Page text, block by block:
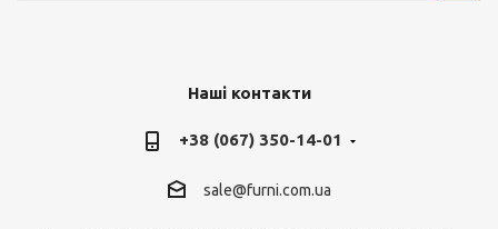
Наші контакти
+38 (067) 350-14-01
sale@furni.com.ua